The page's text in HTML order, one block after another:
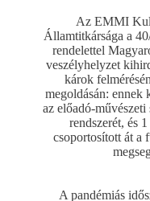
Az EMMI
Államtitkársága a
rendelettel
veszélyhelyzet
károk
megoldásán: ennek
az előadó-művészeti
rendszerét, és
csoportosított át a
A pandémiás